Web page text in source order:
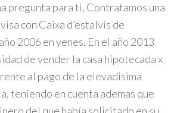
pregunta para ti, Contratamos una
con Caixa d’estalvis de
2006 en yenes. En el año 2013
de vender la casa hipotecada x
al pago de la elevadisima
teniendo en cuenta ademas que